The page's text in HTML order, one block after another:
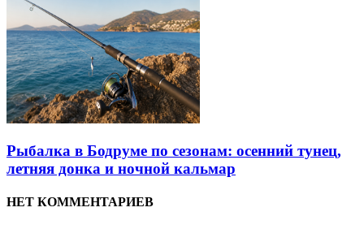
Рыбалка в Бодруме по сезонам: осенний тунец,
летняя донка и ночной кальмар
НЕТ КОММЕНТАРИЕВ